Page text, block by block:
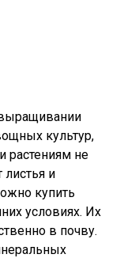
культур,
растениям не
листья и
купить
условиях. Их
в почву.